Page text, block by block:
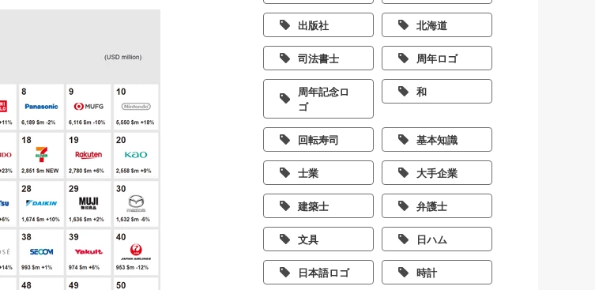
出版社 北海道
司法書士 周年ロゴ
周年記念ロ
ゴ
和
回転寿司 基本知識
士業 大手企業
建築士 弁護士
文具 日ハム
日本語ロゴ 時計